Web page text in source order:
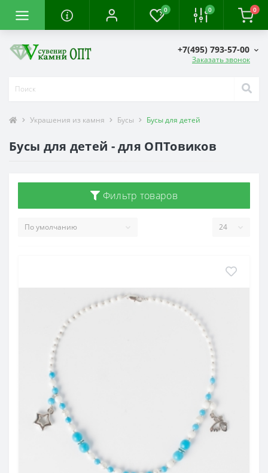
0 0 0
+7(495) 793-57-00
Заказать звонок
Украшения из камня Бусы Бусы для детей
Бусы для детей - для ОПТовиков
Фильтр товаров